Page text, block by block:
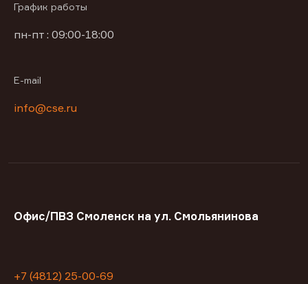
График работы
пн-пт : 09:00-18:00
E-mail
info@cse.ru
Офис/ПВЗ Смоленск на ул. Смольянинова
+7 (4812) 25-00-69